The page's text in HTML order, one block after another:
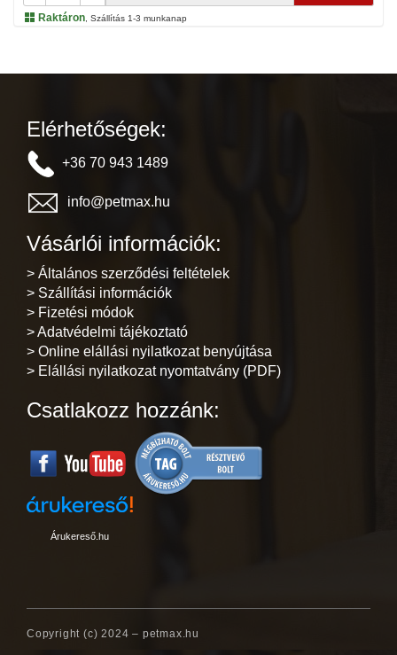
Raktáron , Szállítás 1-3 munkanap
Elérhetőségek:
+36 70 943 1489
info@petmax.hu
Vásárlói információk:
> Általános szerződési feltételek
> Szállítási információk
> Fizetési módok
> Adatvédelmi tájékoztató
> Online elállási nyilatkozat benyújtása
> Elállási nyilatkozat nyomtatvány (PDF)
Csatlakozz hozzánk:
Árukereső.hu
Copyright (c) 2024 – petmax.hu